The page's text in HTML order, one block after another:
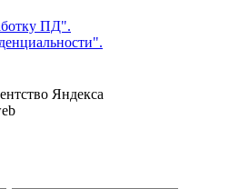
ПД".